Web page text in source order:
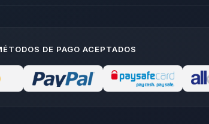
DE PAGO ACEPTADOS